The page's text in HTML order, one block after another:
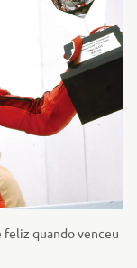
quando venceu